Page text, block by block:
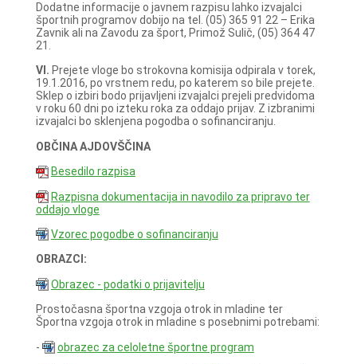
Dodatne informacije o javnem razpisu lahko izvajalci
športnih programov dobijo na tel. (05) 365 91 22 – Erika
Zavnik ali na Zavodu za šport, Primož Sulič, (05) 364 47
21.
VI. Prejete vloge bo strokovna komisija odpirala v torek,
19.1.2016, po vrstnem redu, po katerem so bile prejete.
Sklep o izbiri bodo prijavljeni izvajalci prejeli predvidoma
v roku 60 dni po izteku roka za oddajo prijav. Z izbranimi
izvajalci bo sklenjena pogodba o sofinanciranju.
OBČINA AJDOVŠČINA
Besedilo razpisa
Razpisna dokumentacija in navodilo za pripravo ter
oddajo vloge
Vzorec pogodbe o sofinanciranju
OBRAZCI:
Obrazec - podatki o prijavitelju
Prostočasna športna vzgoja otrok in mladine ter
Športna vzgoja otrok in mladine s posebnimi potrebami:
-
obrazec za celoletne športne program